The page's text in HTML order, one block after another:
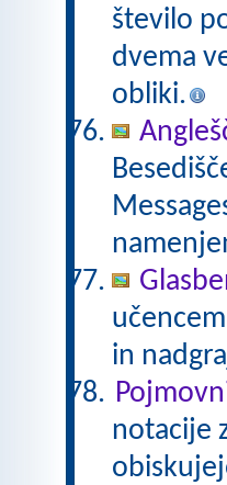
število
dvema
obliki.
in
notacije